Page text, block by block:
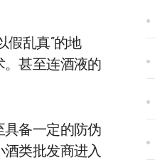
假乱真”的地
甚至连酒液的
备一定的防伪
类批发商进入